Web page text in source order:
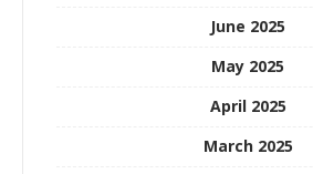
June 2025
May 2025
April 2025
March 2025